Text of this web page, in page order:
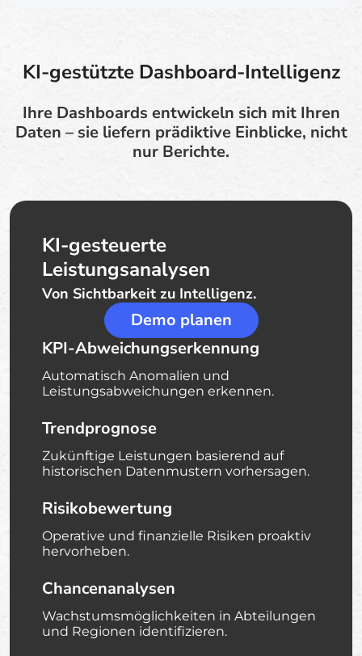
KI-gestützte Dashboard-Intelligenz
Ihre Dashboards entwickeln sich mit Ihren
Daten – sie liefern prädiktive Einblicke, nicht
nur Berichte.
KI-gesteuerte
Leistungsanalysen
Von Sichtbarkeit zu Intelligenz.
Demo planen
KPI-Abweichungserkennung
Automatisch Anomalien und
Leistungsabweichungen erkennen.
Trendprognose
Zukünftige Leistungen basierend auf
historischen Datenmustern vorhersagen.
Risikobewertung
Operative und finanzielle Risiken proaktiv
hervorheben.
Chancenanalysen
Wachstumsmöglichkeiten in Abteilungen
und Regionen identifizieren.